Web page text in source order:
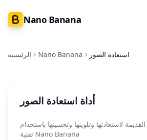
Nano Banana
الرئيسية Nano Banana استعادة الصور
أداة استعادة الصور
لاستعادتها وتلوينها وتحسينها باستخدام
تقنية Nano Banana